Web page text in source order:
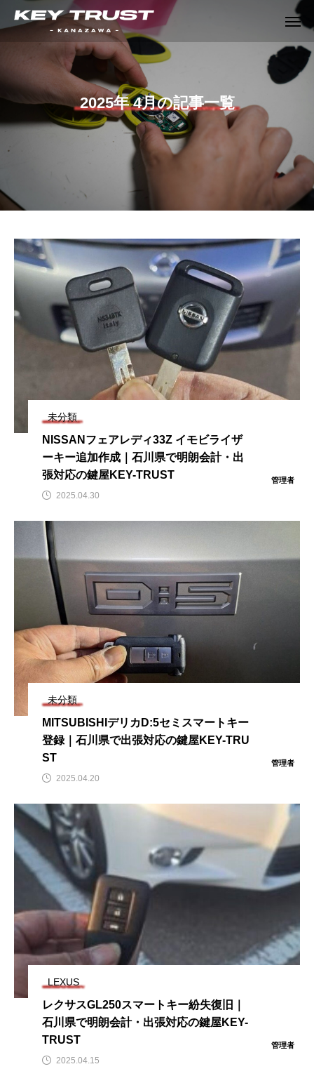
2025年 4月の記事一覧
未分類
NISSANフェアレディ33Z イモビライザ
ーキー追加作成｜石川県で明朗会計・出
張対応の鍵屋KEY-TRUST
管理者
2025.04.30
未分類
MITSUBISHIデリカD:5セミスマートキー
登録｜石川県で出張対応の鍵屋KEY-TRU
ST
管理者
2025.04.20
LEXUS
レクサスGL250スマートキー紛失復旧｜
石川県で明朗会計・出張対応の鍵屋KEY-
TRUST
管理者
2025.04.15